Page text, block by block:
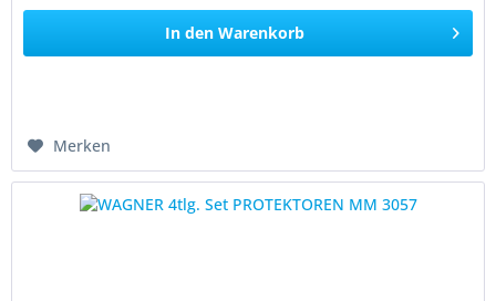
In den Warenkorb
Merken